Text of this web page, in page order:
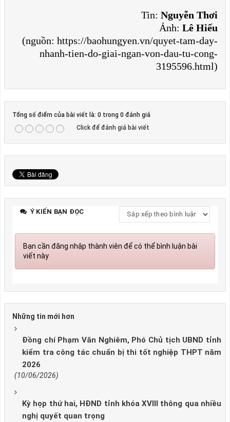
Tin: Nguyễn Thơi
Ảnh: Lê Hiếu
(nguồn: https://baohungyen.vn/quyet-tam-day-
nhanh-tien-do-giai-ngan-von-dau-tu-cong-
3195596.html)
Tổng số điểm của bài viết là: 0 trong 0 đánh giá
Click để đánh giá bài viết
Ý KIẾN BẠN ĐỌC
Bạn cần đăng nhập thành viên để có thể bình luận bài
viết này
Những tin mới hơn
Đồng chí Phạm Văn Nghiêm, Phó Chủ tịch UBND tỉnh
kiểm tra công tác chuẩn bị thi tốt nghiệp THPT năm
2026
(10/06/2026)
Kỳ họp thứ hai, HĐND tỉnh khóa XVIII thông qua nhiều
nghị quyết quan trọng